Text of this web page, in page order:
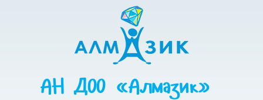
АН ДОО «Алмазик»